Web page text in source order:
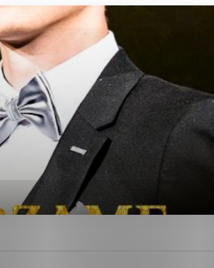
urobiť webové stránky uplatniteľnými tým,
k zabezpečeným oblastiam webovej
ako návštevníci stránok stránku používajú,
dáta sa zbierajú anonymne a nie je
Viac informácií